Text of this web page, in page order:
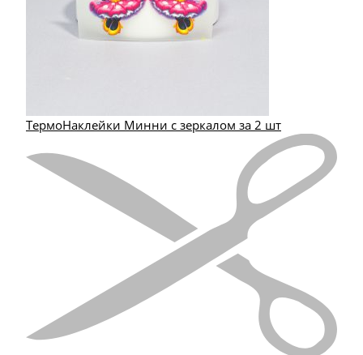
ТермоНаклейки Минни с зеркалом за 2 шт